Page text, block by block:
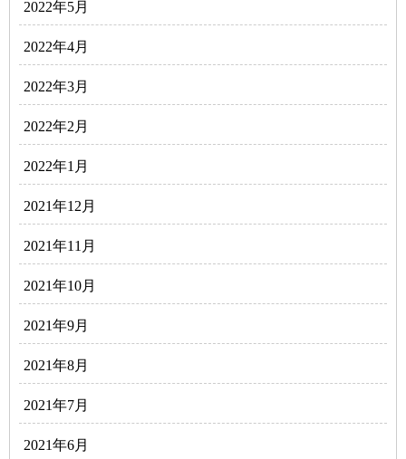
2022年5月
2022年4月
2022年3月
2022年2月
2022年1月
2021年12月
2021年11月
2021年10月
2021年9月
2021年8月
2021年7月
2021年6月